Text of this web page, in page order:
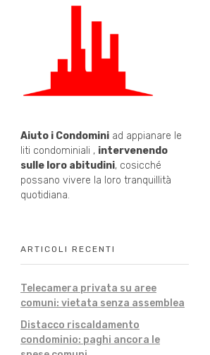
Aiuto i Condomini ad appianare le
liti condominiali , intervenendo
sulle loro abitudini, cosicché
possano vivere la loro tranquillità
quotidiana.
ARTICOLI RECENTI
Telecamera privata su aree
comuni: vietata senza assemblea
Distacco riscaldamento
condominio: paghi ancora le